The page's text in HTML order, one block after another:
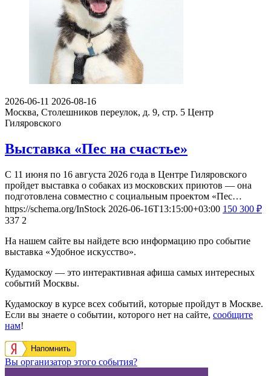
2026-06-11 2026-08-16
Москва, Столешников переулок, д. 9, стр. 5 Центр
Гиляровского
Выставка «Пес на счастье»
С 11 июня по 16 августа 2026 года в Центре Гиляровского
пройдет выставка о собаках из московских приютов — она
подготовлена совместно с социальным проектом «Пес…
https://schema.org/InStock 2026-06-16T13:15:00+03:00 150 300 ₽
337 2
На нашем сайте вы найдете всю информацию про событие
выставка «Удобное искусство».
Кудамоскоу — это интерактивная афиша самых интересных
событий Москвы.
Кудамоскоу в курсе всех событий, которые пройдут в Москве.
Если вы знаете о событии, которого нет на сайте, сообщите
нам!
Напомнить
Вы организатор этого события?